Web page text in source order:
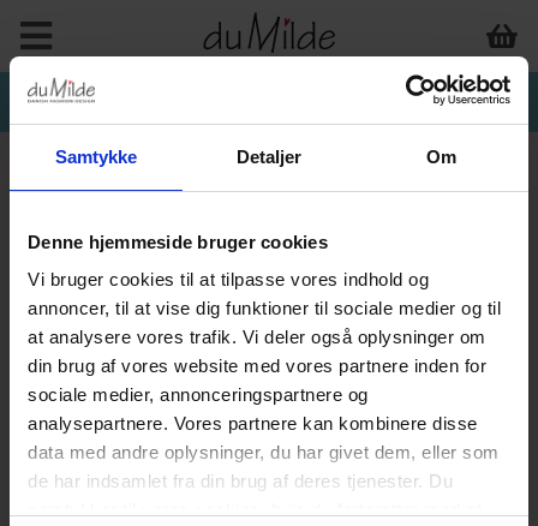
Samtykke Detaljer Om
Denne hjemmeside bruger cookies
Vi bruger cookies til at tilpasse vores indhold og
annoncer, til at vise dig funktioner til sociale medier og til
at analysere vores trafik. Vi deler også oplysninger om
din brug af vores website med vores partnere inden for
sociale medier, annonceringspartnere og
analysepartnere. Vores partnere kan kombinere disse
data med andre oplysninger, du har givet dem, eller som
de har indsamlet fra din brug af deres tjenester. Du
INTERIØR & ANDET